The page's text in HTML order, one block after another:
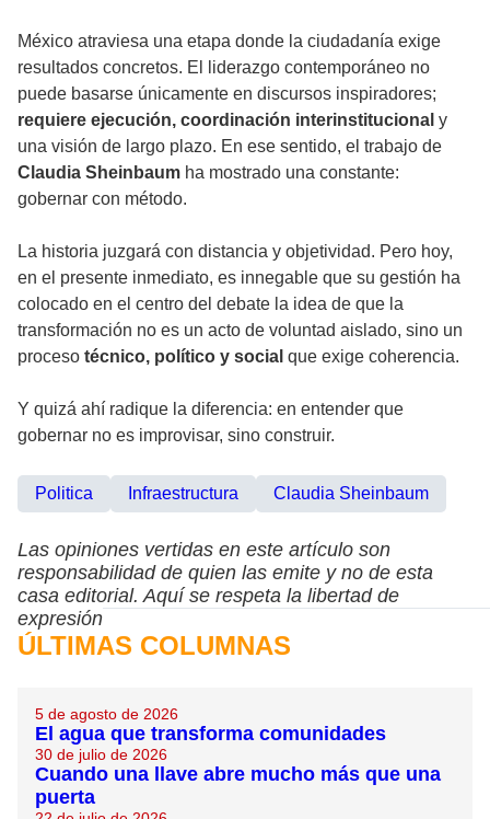
México atraviesa una etapa donde la ciudadanía exige
resultados concretos. El liderazgo contemporáneo no
puede basarse únicamente en discursos inspiradores;
requiere ejecución, coordinación interinstitucional y
una visión de largo plazo. En ese sentido, el trabajo de
Claudia Sheinbaum ha mostrado una constante:
gobernar con método.
La historia juzgará con distancia y objetividad. Pero hoy,
en el presente inmediato, es innegable que su gestión ha
colocado en el centro del debate la idea de que la
transformación no es un acto de voluntad aislado, sino un
proceso técnico, político y social que exige coherencia.
Y quizá ahí radique la diferencia: en entender que
gobernar no es improvisar, sino construir.
Politica Infraestructura Claudia Sheinbaum
Las opiniones vertidas en este artículo son
responsabilidad de quien las emite y no de esta
casa editorial. Aquí se respeta la libertad de
expresión
ÚLTIMAS COLUMNAS
5 de agosto de 2026
El agua que transforma comunidades
30 de julio de 2026
Cuando una llave abre mucho más que una
puerta